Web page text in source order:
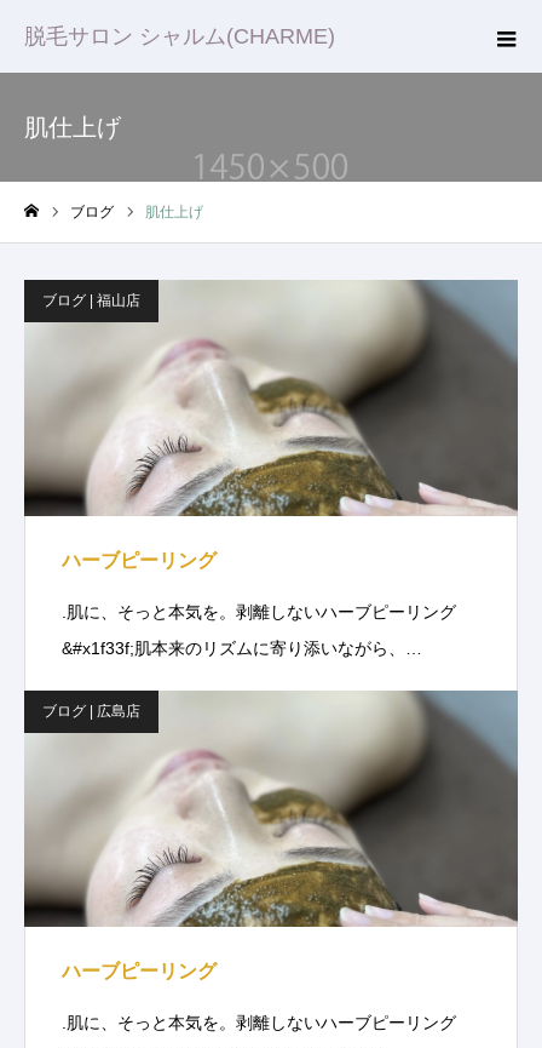
脱毛サロン シャルム(CHARME)
肌仕上げ
ブログ 肌仕上げ
ブログ | 福山店
ハーブピーリング
.肌に、そっと本気を。剥離しないハーブピーリング
&#x1f33f;肌本来のリズムに寄り添いながら、…
ブログ | 広島店
ハーブピーリング
.肌に、そっと本気を。剥離しないハーブピーリング